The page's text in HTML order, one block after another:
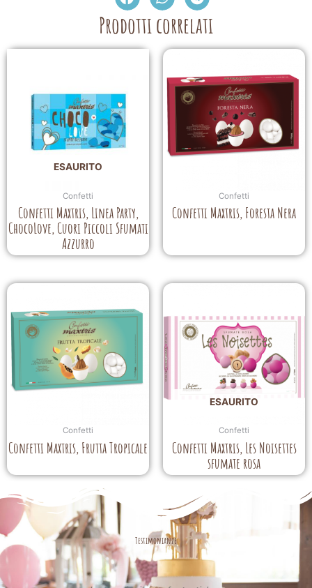
Prodotti correlati
ESAURITO
Confetti
Confetti Maxtris, Linea Party,
ChocoLove, Cuori Piccoli Sfumati
Azzurro
Confetti
Confetti Maxtris, Foresta Nera
Confetti
Confetti Maxtris, Frutta Tropicale
ESAURITO
Confetti
Confetti Maxtris, Les Noisettes
sfumate rosa
Testimonianze